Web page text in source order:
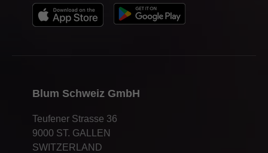
Blum Schweiz GmbH
Teufener Strasse 36
9000 ST. GALLEN
SWITZERLAND